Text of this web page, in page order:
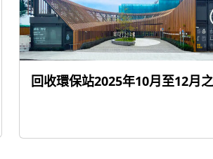
回收環保站2025年10月至12月